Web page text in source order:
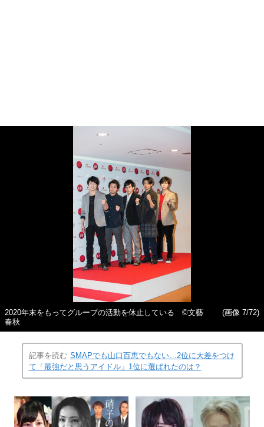
2020年末をもってグループの活動を休止している ©文藝
春秋
(画像 7/72)
記事を読む SMAPでも山口百恵でもない…2位に大差をつけ
て「最強だと思うアイドル」1位に選ばれたのは？